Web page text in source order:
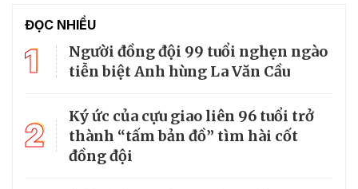
ĐỌC NHIỀU
1
Người đồng đội 99 tuổi nghẹn ngào
tiễn biệt Anh hùng La Văn Cầu
2
Ký ức của cựu giao liên 96 tuổi trở
thành “tấm bản đồ” tìm hài cốt
đồng đội